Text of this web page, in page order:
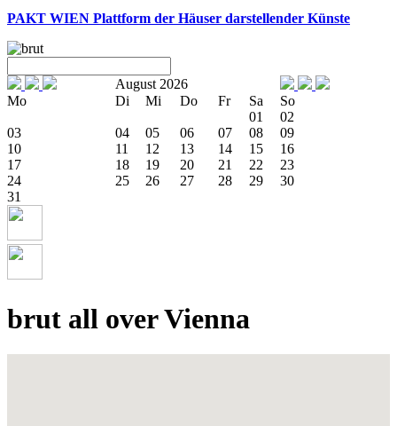
PAKT WIEN Plattform der Häuser darstellender Künste
August 2026
Mo
Di Mi Do Fr Sa
So
01
02
03
04 05 06 07 08
09
10
11 12 13 14 15
16
17
18 19 20 21 22
23
24
25 26 27 28 29
30
31
brut all over Vienna